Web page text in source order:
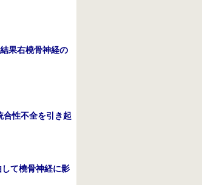
果右橈骨神経の
合性不全を引き起
て橈骨神経に影